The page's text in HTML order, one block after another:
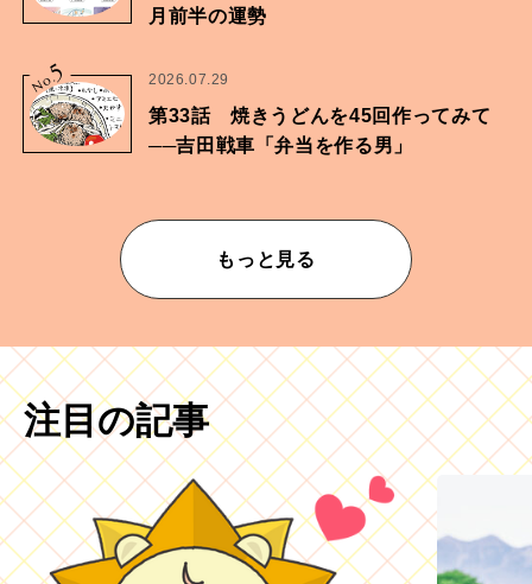
月前半の運勢
No.
5 2026.07.29
第33話 焼きうどんを45回作ってみて
──吉田戦車「弁当を作る男」
もっと見る
注目の記事